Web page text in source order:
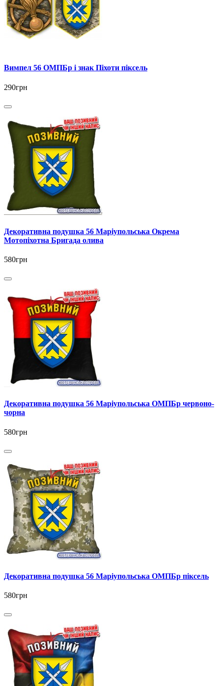
Вимпел 56 ОМПБр і знак Піхоти піксель
290грн
Декоративна подушка 56 Маріупольська Окрема
Мотопіхотна Бригада олива
580грн
Декоративна подушка 56 Маріупольська ОМПБр червоно-
чорна
580грн
Декоративна подушка 56 Маріупольська ОМПБр піксель
580грн